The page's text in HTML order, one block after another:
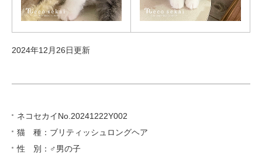
2024年12月26日更新
ネコセカイNo.20241222Y002
猫 種：ブリティッシュロングヘア
性 別：♂男の子